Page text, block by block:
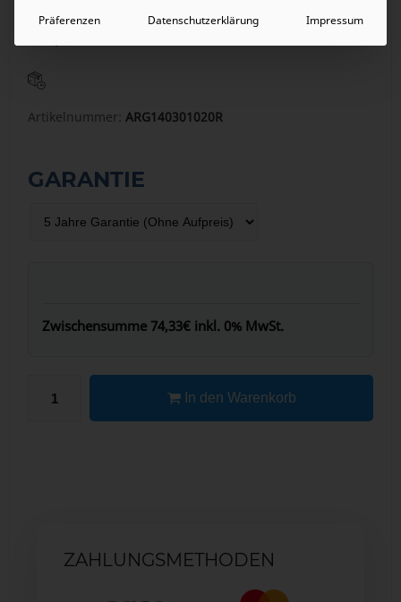
Artikelnummer: ARG140301020R
GARANTIE
Zwischensumme 74,33€ inkl. 0% MwSt.
In den Warenkorb
ZAHLUNGSMETHODEN
Präferenzen Datenschutzerklärung Impressum